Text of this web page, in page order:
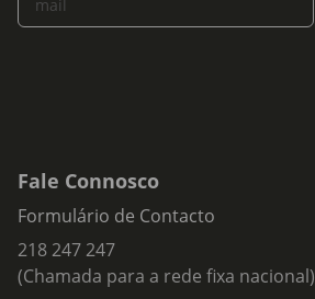
mail
Fale Connosco
Formulário de Contacto
218 247 247
(Chamada para a rede fixa nacional)